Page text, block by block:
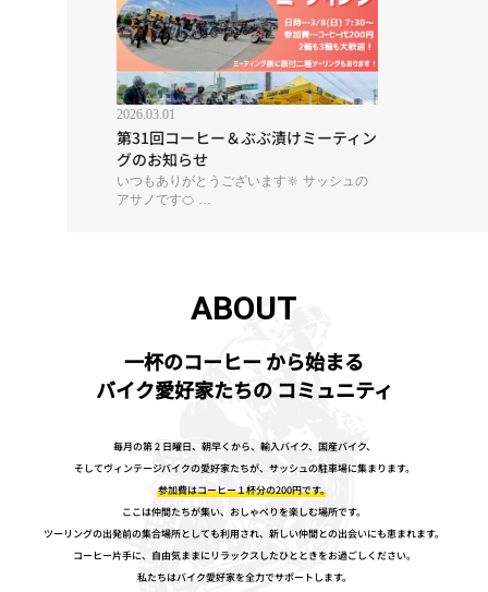
2026.03.01
第31回コーヒー＆ぶぶ漬けミーティン
グのお知らせ
いつもありがとうございます‪🔆‬⁡ ⁡サッシュの
アサノです🍊⁡ …
ABOUT
一杯のコーヒー から始まる
バイク愛好家たちの コミュニティ
毎月の第 2 日曜日、朝早くから、輸入バイク、国産バイク、
そしてヴィンテージバイクの愛好家たちが、サッシュの駐車場に集まります。
参加費はコーヒー１杯分の200円です。
ここは仲間たちが集い、おしゃべりを楽しむ場所です。
ツーリングの出発前の集合場所としても利用され、新しい仲間との出会いにも恵まれます。
コーヒー片手に、自由気ままにリラックスしたひとときをお過ごしください。
私たちはバイク愛好家を全力でサポートします。